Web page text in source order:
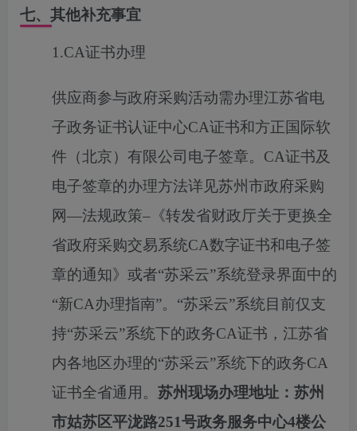
七、其他补充事宜
1.CA证书办理
供应商参与政府采购活动需办理江苏省电
子政务证书认证中心CA证书和方正国际软
件（北京）有限公司电子签章。CA证书及
电子签章的办理方法详见苏州市政府采购
网—法规政策–《转发省财政厅关于更换全
省政府采购交易系统CA数字证书和电子签
章的通知》或者“苏采云”系统登录界面中的
“新CA办理指南”。“苏采云”系统目前仅支
持“苏采云”系统下的政务CA证书，江苏省
内各地区办理的“苏采云”系统下的政务CA
证书全省通用。 苏州现场办理地址：苏州
市姑苏区平泷路251号政务服务中心4楼公